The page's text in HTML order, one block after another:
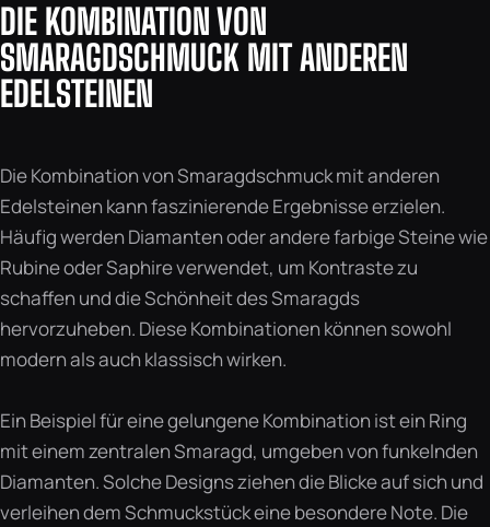
DIE KOMBINATION VON
SMARAGDSCHMUCK MIT ANDEREN
EDELSTEINEN
Die Kombination von Smaragdschmuck mit anderen
Edelsteinen kann faszinierende Ergebnisse erzielen.
Häufig werden Diamanten oder andere farbige Steine wie
Rubine oder Saphire verwendet, um Kontraste zu
schaffen und die Schönheit des Smaragds
hervorzuheben. Diese Kombinationen können sowohl
modern als auch klassisch wirken.
Ein Beispiel für eine gelungene Kombination ist ein Ring
mit einem zentralen Smaragd, umgeben von funkelnden
Diamanten. Solche Designs ziehen die Blicke auf sich und
verleihen dem Schmuckstück eine besondere Note. Die